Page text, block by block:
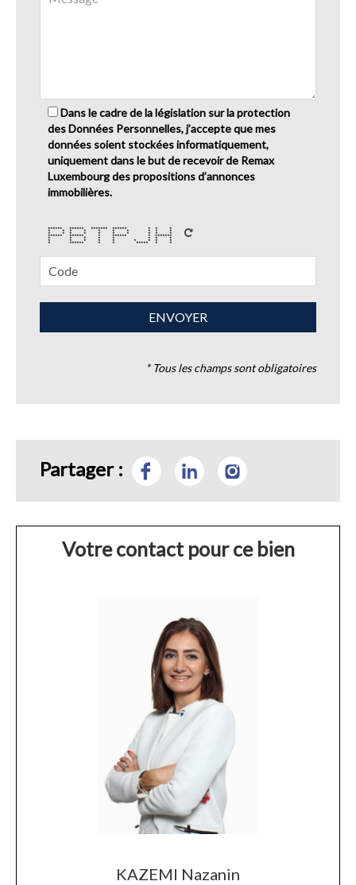
Dans le cadre de la législation sur la protection
des Données Personnelles, j’accepte que mes
données soient stockées informatiquement,
uniquement dans le but de recevoir de Remax
Luxembourg des propositions d’annonces
immobilières.
****** ****** ******* ****** * * *
* * * * * * * * * *
* * * * * * * * * *
****** ****** * ****** * *******
* * * * * * * *
* * * * * * * * *
* ****** * * ***** * *
* Tous les champs sont obligatoires
Partager :
Votre contact pour ce bien
KAZEMI Nazanin